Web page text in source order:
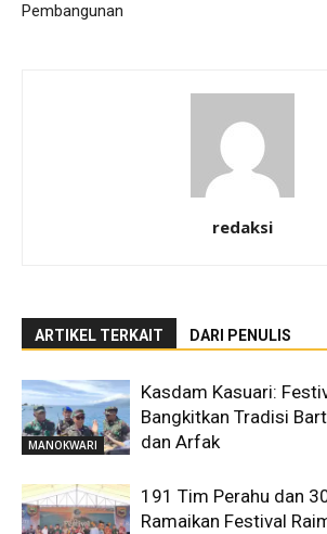
Pembangunan
redaksi
ARTIKEL TERKAIT DARI PENULIS
MANOKWARI
Kasdam Kasuari:
Bangkitkan Tradisi
dan Arfak
191 Tim Perahu dan
Ramaikan Festival